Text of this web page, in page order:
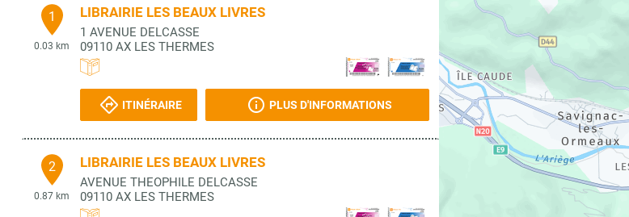
1
0.03 km
LIBRAIRIE LES BEAUX LIVRES
1 AVENUE DELCASSE
09110 AX LES THERMES
ITINÉRAIRE PLUS D'INFORMATIONS
2
0.87 km
LIBRAIRIE LES BEAUX LIVRES
AVENUE THEOPHILE DELCASSE
09110 AX LES THERMES